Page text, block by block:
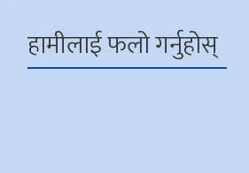
हामीलाई फलो गर्नुहोस्